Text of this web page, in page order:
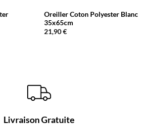
Oreiller Coton Polyester Blanc
35x65cm
21,90€
Livraison Gratuite